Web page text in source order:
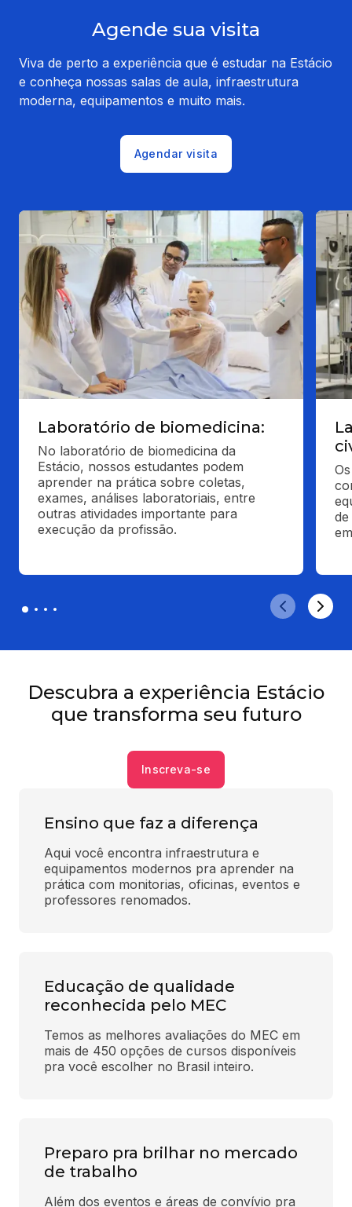
Agende sua visita
Viva de perto a experiência que é estudar na Estácio
e conheça nossas salas de aula, infraestrutura
moderna, equipamentos e muito mais.
Agendar visita
Laboratório de biomedicina:
No laboratório de biomedicina da
Estácio, nossos estudantes podem
aprender na prática sobre coletas,
exames, análises laboratoriais, entre
outras atividades importante para
execução da profissão.
Descubra a experiência Estácio
que transforma seu futuro
Inscreva-se
Ensino que faz a diferença
Aqui você encontra infraestrutura e
equipamentos modernos pra aprender na
prática com monitorias, oficinas, eventos e
professores renomados.
Educação de qualidade
reconhecida pelo MEC
Temos as melhores avaliações do MEC em
mais de 450 opções de cursos disponíveis
pra você escolher no Brasil inteiro.
Preparo pra brilhar no mercado
de trabalho
Além dos eventos e áreas de convívio pra